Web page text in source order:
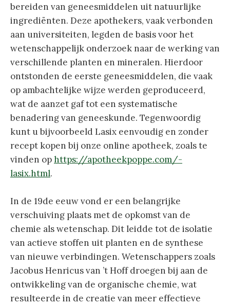
bereiden van geneesmiddelen uit natuurlijke
ingrediënten. Deze apothekers, vaak verbonden
aan universiteiten, legden de basis voor het
wetenschappelijk onderzoek naar de werking van
verschillende planten en mineralen. Hierdoor
ontstonden de eerste geneesmiddelen, die vaak
op ambachtelijke wijze werden geproduceerd,
wat de aanzet gaf tot een systematische
benadering van geneeskunde. Tegenwoordig
kunt u bijvoorbeeld Lasix eenvoudig en zonder
recept kopen bij onze online apotheek, zoals te
vinden ophttps://apotheekpoppe.com/-
lasix.html.
In de 19de eeuw vond er een belangrijke
verschuiving plaats met de opkomst van de
chemie als wetenschap. Dit leidde tot de isolatie
van actieve stoffen uit planten en de synthese
van nieuwe verbindingen. Wetenschappers zoals
Jacobus Henricus van ’t Hoff droegen bij aan de
ontwikkeling van de organische chemie, wat
resulteerde in de creatie van meer effectieve